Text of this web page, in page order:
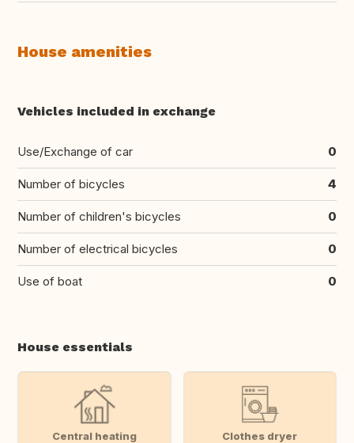
House amenities
Vehicles included in exchange
Use/Exchange of car 0
Number of bicycles 4
Number of children's bicycles 0
Number of electrical bicycles 0
Use of boat 0
House essentials
Central heating Clothes dryer